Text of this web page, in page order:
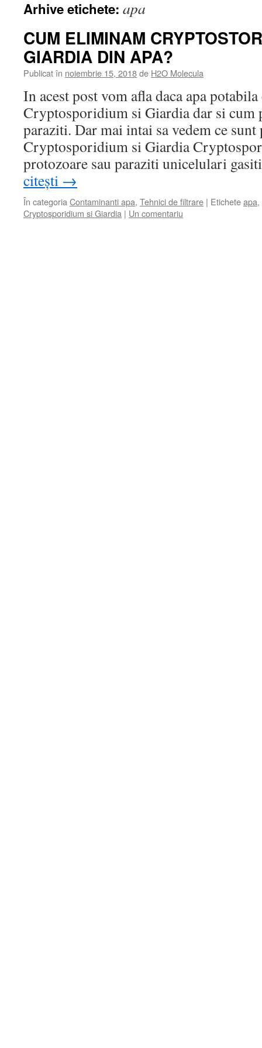
Arhive etichete: apa
CUM ELIMINAM
GIARDIA DIN APA?
Publicat în noiembrie 15, 2018de H2O Molecula
In acest post vom afla daca apa
Cryptosporidium si Giardia dar si cum
paraziti. Dar mai intai sa vedem ce
Cryptosporidium si Giardia
protozoare sau paraziti unicelulari
citești →
În categoria Contaminanti apa, Tehnici de filtrare | Eticheteapa,
Cryptosporidium si Giardia | Un comentariu